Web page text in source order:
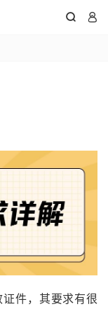
 
件，其要求有很